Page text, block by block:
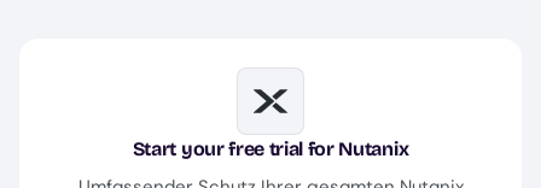
Image
Start your free trial for Nutanix